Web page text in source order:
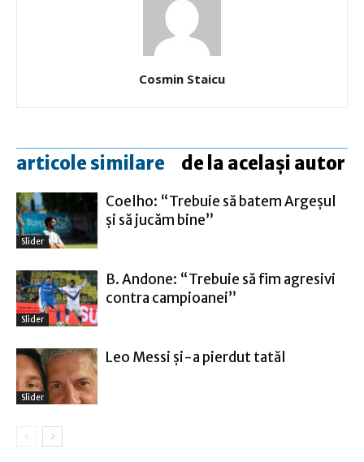
Cosmin Staicu
articole similare de la același autor
Slider
Coelho: “Trebuie să batem Argeşul
şi să jucăm bine”
Slider
B. Andone: “Trebuie să fim agresivi
contra campioanei”
Slider
Leo Messi şi-a pierdut tatăl